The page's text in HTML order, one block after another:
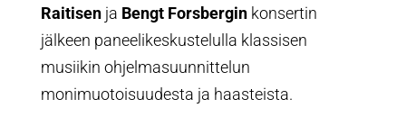
Raitisenja Bengt Forsberginkonsertin
jälkeen paneelikeskustelulla klassisen
musiikin ohjelmasuunnittelun
monimuotoisuudesta ja haasteista.